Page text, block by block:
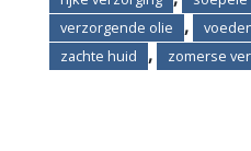
verzorgende olie ,
zachte huid , zomerse